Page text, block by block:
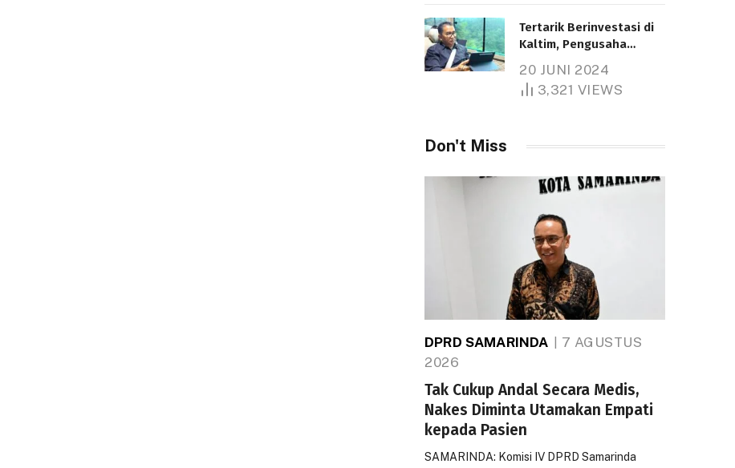
Tertarik Berinvestasi di
Kaltim, Pengusaha
1.000 Hektare
20 JUNI 2024
3,321 VIEWS
Don't Miss
DPRD SAMARINDA
7 AGUSTUS
2026
Tak Cukup Andal Secara Medis,
Nakes Diminta Utamakan Empati
kepada Pasien
SAMARINDA: Komisi IV DPRD Samarinda